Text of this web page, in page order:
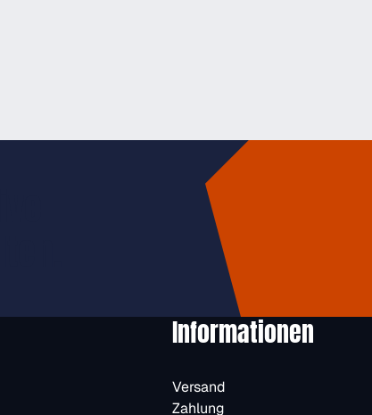
Informationen
Versand
Zahlung